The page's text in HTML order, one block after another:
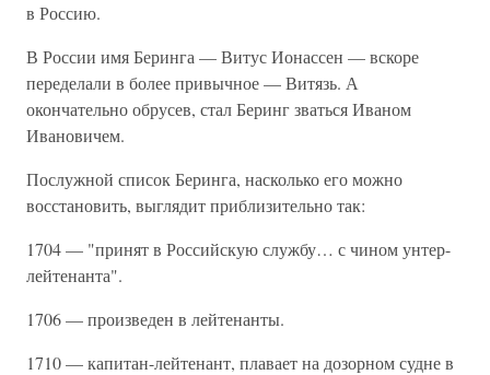
в Россию.
В России имя Беринга — Витус Ионассен — вскоре
переделали в более привычное — Витязь. А
окончательно обрусев, стал Беринг зваться Иваном
Ивановичем.
Послужной список Беринга, насколько его можно
восстановить, выглядит приблизительно так:
1704 — "принят в Российскую службу… с чином унтер-
лейтенанта".
1706 — произведен в лейтенанты.
1710 — капитан-лейтенант, плавает на дозорном судне в